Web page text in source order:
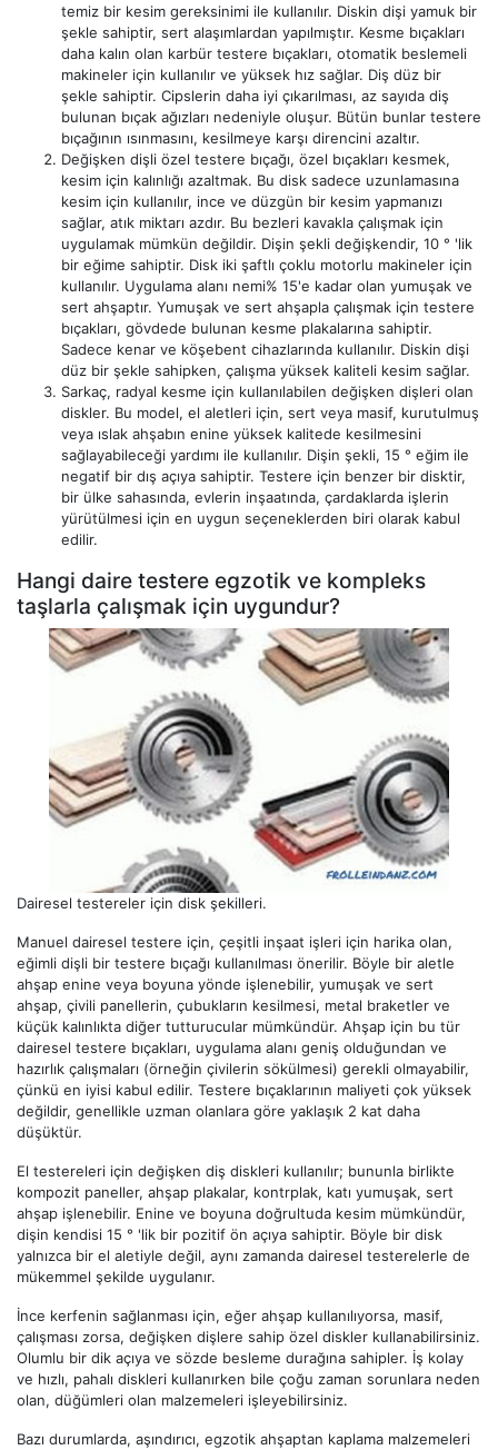
temiz bir kesim gereksinimi ile kullanılır. Diskin dişi yamuk bir
şekle sahiptir, sert alaşımlardan yapılmıştır. Kesme bıçakları
daha kalın olan karbür testere bıçakları, otomatik beslemeli
makineler için kullanılır ve yüksek hız sağlar. Diş düz bir
şekle sahiptir. Cipslerin daha iyi çıkarılması, az sayıda diş
bulunan bıçak ağızları nedeniyle oluşur. Bütün bunlar testere
bıçağının ısınmasını, kesilmeye karşı direncini azaltır.
Değişken dişli özel testere bıçağı, özel bıçakları kesmek,
kesim için kalınlığı azaltmak. Bu disk sadece uzunlamasına
kesim için kullanılır, ince ve düzgün bir kesim yapmanızı
sağlar, atık miktarı azdır. Bu bezleri kavakla çalışmak için
uygulamak mümkün değildir. Dişin şekli değişkendir, 10 ° 'lik
bir eğime sahiptir. Disk iki şaftlı çoklu motorlu makineler için
kullanılır. Uygulama alanı nemi% 15'e kadar olan yumuşak ve
sert ahşaptır. Yumuşak ve sert ahşapla çalışmak için testere
bıçakları, gövdede bulunan kesme plakalarına sahiptir.
Sadece kenar ve köşebent cihazlarında kullanılır. Diskin dişi
düz bir şekle sahipken, çalışma yüksek kaliteli kesim sağlar.
Sarkaç, radyal kesme için kullanılabilen değişken dişleri olan
diskler. Bu model, el aletleri için, sert veya masif, kurutulmuş
veya ıslak ahşabın enine yüksek kalitede kesilmesini
sağlayabileceği yardımı ile kullanılır. Dişin şekli, 15 ° eğim ile
negatif bir dış açıya sahiptir. Testere için benzer bir disktir,
bir ülke sahasında, evlerin inşaatında, çardaklarda işlerin
yürütülmesi için en uygun seçeneklerden biri olarak kabul
edilir.
Hangi daire testere egzotik ve kompleks
taşlarla çalışmak için uygundur?
Dairesel testereler için disk şekilleri.
Manuel dairesel testere için, çeşitli inşaat işleri için harika olan,
eğimli dişli bir testere bıçağı kullanılması önerilir. Böyle bir aletle
ahşap enine veya boyuna yönde işlenebilir, yumuşak ve sert
ahşap, çivili panellerin, çubukların kesilmesi, metal braketler ve
küçük kalınlıkta diğer tutturucular mümkündür. Ahşap için bu tür
dairesel testere bıçakları, uygulama alanı geniş olduğundan ve
hazırlık çalışmaları (örneğin çivilerin sökülmesi) gerekli olmayabilir,
çünkü en iyisi kabul edilir. Testere bıçaklarının maliyeti çok yüksek
değildir, genellikle uzman olanlara göre yaklaşık 2 kat daha
düşüktür.
El testereleri için değişken diş diskleri kullanılır; bununla birlikte
kompozit paneller, ahşap plakalar, kontrplak, katı yumuşak, sert
ahşap işlenebilir. Enine ve boyuna doğrultuda kesim mümkündür,
dişin kendisi 15 ° 'lik bir pozitif ön açıya sahiptir. Böyle bir disk
yalnızca bir el aletiyle değil, aynı zamanda dairesel testerelerle de
mükemmel şekilde uygulanır.
İnce kerfenin sağlanması için, eğer ahşap kullanılıyorsa, masif,
çalışması zorsa, değişken dişlere sahip özel diskler kullanabilirsiniz.
Olumlu bir dik açıya ve sözde besleme durağına sahipler. İş kolay
ve hızlı, pahalı diskleri kullanırken bile çoğu zaman sorunlara neden
olan, düğümleri olan malzemeleri işleyebilirsiniz.
Bazı durumlarda, aşındırıcı, egzotik ahşaptan kaplama malzemeleri